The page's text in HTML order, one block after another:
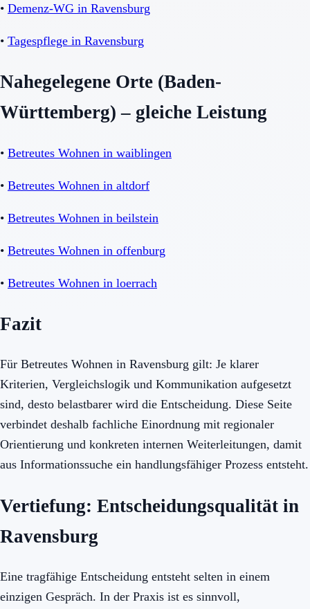
• Demenz-WG in Ravensburg
• Tagespflege in Ravensburg
Nahegelegene Orte (Baden-
Württemberg) – gleiche Leistung
• Betreutes Wohnen in waiblingen
• Betreutes Wohnen in altdorf
• Betreutes Wohnen in beilstein
• Betreutes Wohnen in offenburg
• Betreutes Wohnen in loerrach
Fazit
Für Betreutes Wohnen in Ravensburg gilt: Je klarer
Kriterien, Vergleichslogik und Kommunikation aufgesetzt
sind, desto belastbarer wird die Entscheidung. Diese Seite
verbindet deshalb fachliche Einordnung mit regionaler
Orientierung und konkreten internen Weiterleitungen, damit
aus Informationssuche ein handlungsfähiger Prozess entsteht.
Vertiefung: Entscheidungsqualität in
Ravensburg
Eine tragfähige Entscheidung entsteht selten in einem
einzigen Gespräch. In der Praxis ist es sinnvoll,